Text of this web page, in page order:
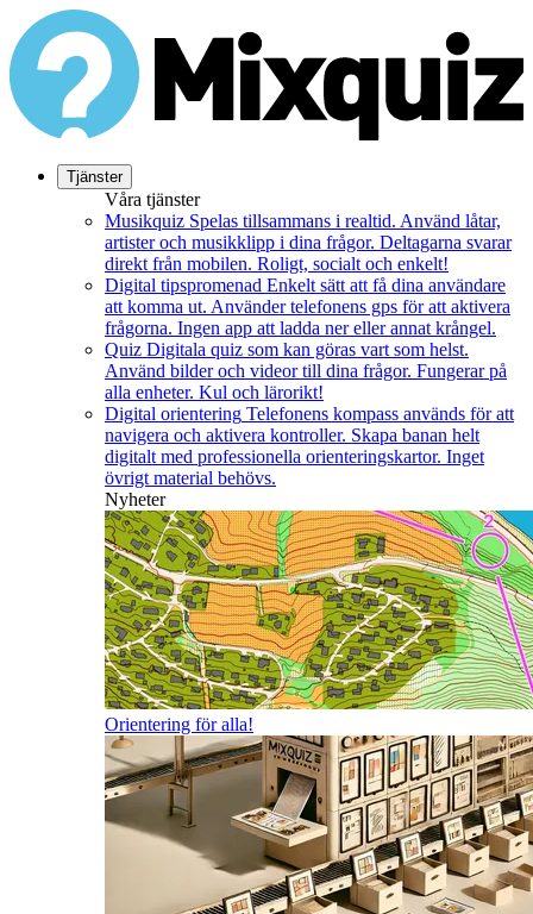
Tjänster
Våra tjänster
Musikquiz Spelas tillsammans i realtid. Använd låtar,
artister och musikklipp i dina frågor. Deltagarna svarar
direkt från mobilen. Roligt, socialt och enkelt!
Digital tipspromenad Enkelt sätt att få dina användare
att komma ut. Använder telefonens gps för att aktivera
frågorna. Ingen app att ladda ner eller annat krångel.
Quiz Digitala quiz som kan göras vart som helst.
Använd bilder och videor till dina frågor. Fungerar på
alla enheter. Kul och lärorikt!
Digital orientering Telefonens kompass används för att
navigera och aktivera kontroller. Skapa banan helt
digitalt med professionella orienteringskartor. Inget
övrigt material behövs.
Nyheter
Orientering för alla!